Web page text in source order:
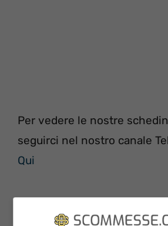
Per vedere le nostre
seguirci nel nostro canale
Qui